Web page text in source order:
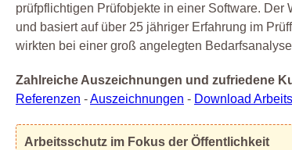
prüfpflichtigen Prüfobjekte in einer Software. Der
und basiert auf über 25 jähriger Erfahrung im
wirkten bei einer groß angelegten
Zahlreiche Auszeichnungen und zufriedene
Referenzen -Auszeichnungen - Download
Arbeitsschutz im Fokus der Öffentlichkeit